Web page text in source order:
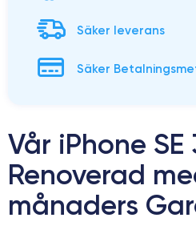
Säker leverans
Säker
Vår iPhone SE
Renoverad
månaders